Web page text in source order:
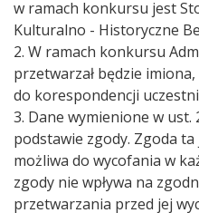
w ramach konkursu jest
Kulturalno - Historyczne
2. W ramach konkursu
przetwarzał będzie
do korespondencji
3. Dane wymienione w
podstawie zgody. Zgoda
możliwa do wycofania w
zgody nie wpływa na
przetwarzania przed jej